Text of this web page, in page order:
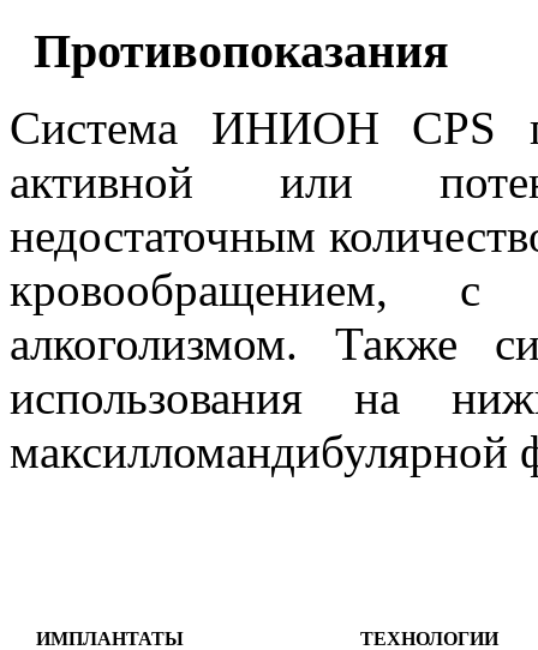
Противопоказания
Система ИНИОН CPS
активной или
недостаточным
кровообращением, с
алкоголизмом. Также
использования на
максилломандибулярной
ИМПЛАНТАТЫ ТЕХНОЛОГИИ